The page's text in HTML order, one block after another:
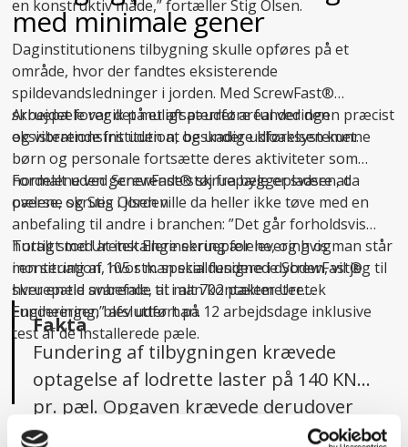
en konstruktiv måde,” fortæller Stig Olsen.
med minimale gener
Daginstitutionens tilbygning skulle opføres på et
område, hvor der fandtes eksisterende
spildevandsledninger i jorden. Med ScrewFast®
skruepæle var det muligt at udføre funderingen præcist
og vibrationsfrit uden at beskadige kloaksystemet.
Arbejdet foregik på et afspærret areal ved den
eksisterende institution, og under udførelsen kunne
børn og personale fortsætte deres aktiviteter som
normalt uden generende støj fra byggepladsen, da
pælene skrues i jorden.
Fordelene ved ScrewFast® skruepæle er svære at
overse, og Stig Olsen ville da heller ikke tøve med en
anbefaling til andre i branchen: ”Det går forholdsvis
hurtigt med at installere skruepælene, og hvis man står
i en situation, hvor man skal fundere i dybden, vil jeg til
hver en tid anbefale, at man kontakter Uretek
Engineering,” afslutter han.
Totalt stod Uretek Engineering for levering og
montering af 105 stk. specialdesignede ScrewFast®
skruepæle svarende til i alt 702 pælemeter.
Funderingen blev udført på 12 arbejdsdage inklusive
test af de installerede pæle.
Fakta
Fundering af tilbygningen krævede
optagelse af lodrette laster på 140 KN
pr. pæl. Opgaven krævede derudover
10 stk. skråpæle til optagelse af